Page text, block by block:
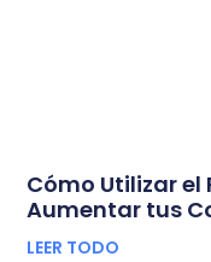
Cómo Utilizar
Aumentar tus
LEER TODO